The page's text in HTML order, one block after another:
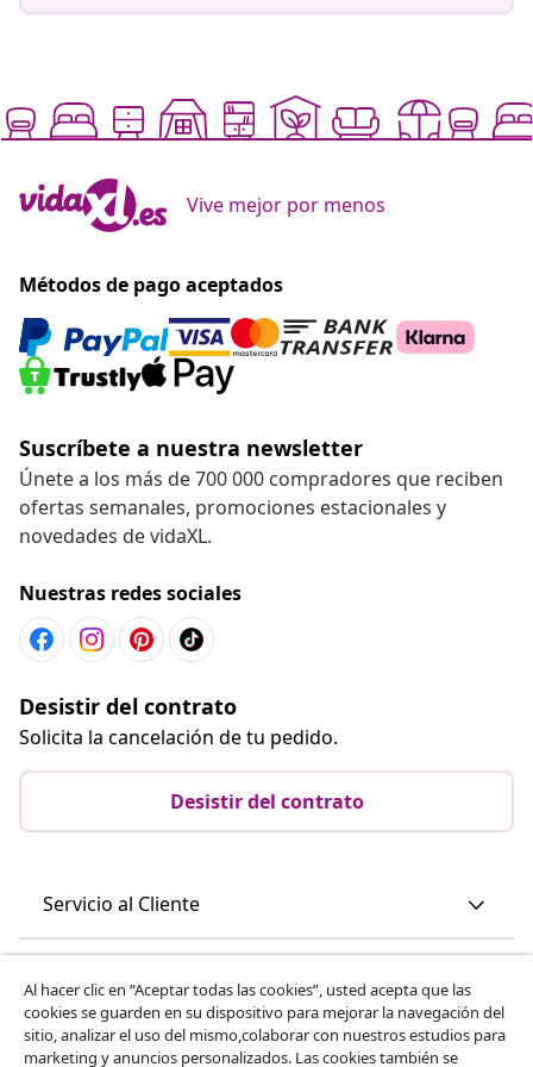
Vive mejor por menos
Métodos de pago aceptados
Suscríbete a nuestra newsletter
Únete a los más de 700 000 compradores que reciben
ofertas semanales, promociones estacionales y
novedades de vidaXL.
Nuestras redes sociales
Desistir del contrato
Solicita la cancelación de tu pedido.
Desistir del contrato
Servicio al Cliente
vidaXL
Al hacer clic en “Aceptar todas las cookies”, usted acepta que las
cookies se guarden en su dispositivo para mejorar la navegación del
sitio, analizar el uso del mismo,colaborar con nuestros estudios para
marketing y anuncios personalizados. Las cookies también se